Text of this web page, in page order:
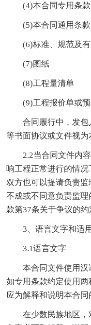
(4)本合同专用条款
(5)本合同通用条款
(6)标准、规范及
(7)图纸
(8)工程量清单
(9)工程报价单或
合同履行中，发
等书面协议或文件视为
2.2当合同文件内
响工程正常进行的情况
双方也可以提请负责
不成或不同意负责监
款第37条关于争议的约
3、语言文字和适
3.1语言文字
本合同文件使用汉
如专用条款约定使用
应为解释和说明本合同
在少数民族地区